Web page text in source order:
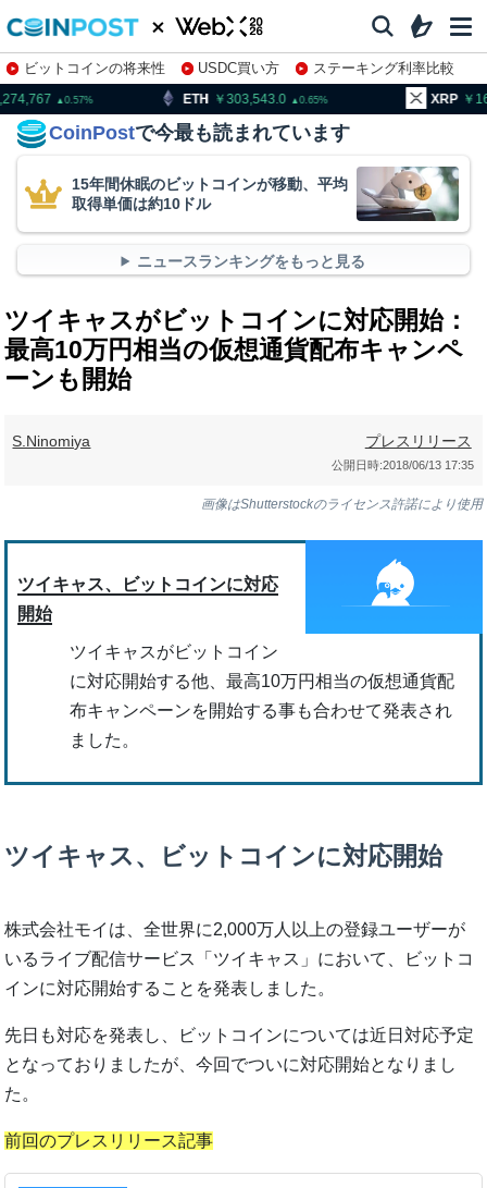
ビットコインの将来性 USDC買い方
ステーキング利率比較
株特集・関連銘柄
ETH 303,543.0 XRP 165.18
CoinPostで今最も読まれています
15年間休眠のビットコインが移動、平均
取得単価は約10ドル
ニュースランキングをもっと見る
ツイキャスがビットコインに対応開始：
最高10万円相当の仮想通貨配布キャンペ
ーンも開始
S.Ninomiya プレスリリース
公開日時:2018/06/13 17:35
画像はShutterstockのライセンス許諾により使用
ツイキャス、ビットコインに対応
開始
ツイキャスがビットコイン
に対応開始する他、最高10万円相当の仮想通貨配
布キャンペーンを開始する事も合わせて発表され
ました。
ツイキャス、ビットコインに対応開始
株式会社モイは、全世界に2,000万人以上の登録ユーザーが
いるライブ配信サービス「ツイキャス」において、ビットコ
インに対応開始することを発表しました。
先日も対応を発表し、ビットコインについては近日対応予定
となっておりましたが、今回でついに対応開始となりまし
た。
前回のプレスリリース記事